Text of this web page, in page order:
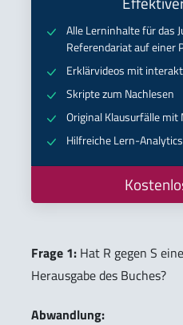
Alle Lerninhalte für das
Referendariat auf einer
Erklärvideos mit
Skripte zum Nachlesen
Original Klausurfälle
Hilfreiche Lern-Analytics
Frage 1: Hat R gegen S
Herausgabe des Buches?
Abwandlung: